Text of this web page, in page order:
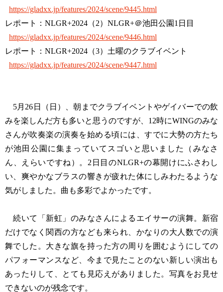
https://gladxx.jp/features/2024/scene/9445.html
レポート：NLGR+2024（2）NLGR+＠池田公園1日目
https://gladxx.jp/features/2024/scene/9446.html
レポート：NLGR+2024（3）土曜のクラブイベント
https://gladxx.jp/features/2024/scene/9447.html
5月26日（日）、朝までクラブイベントやゲイバーでの飲
みを楽しんだ方も多いと思うのですが、12時にWINGのみな
さんが吹奏楽の演奏を始める頃には、すでに大勢の方たち
が池田公園に集まっていてスゴいと思いました（みなさ
ん、えらいですね）。2日目のNLGR+の幕開けにふさわし
い、爽やかなブラスの響きが疲れた体にしみわたるような
気がしました。曲も多彩でよかったです。
続いて「新虹」のみなさんによるエイサーの演舞。新宿
だけでなく関西の方なども来られ、かなりの大人数での演
舞でした。大きな旗を持った方の周りを囲むようにしての
パフォーマンスなど、今まで見たことのない新しい演出も
あったりして、とても見応えがありました。写真をお見せ
できないのが残念です。